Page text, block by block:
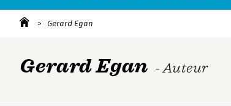
Gerard Egan
Gerard Egan - Auteur